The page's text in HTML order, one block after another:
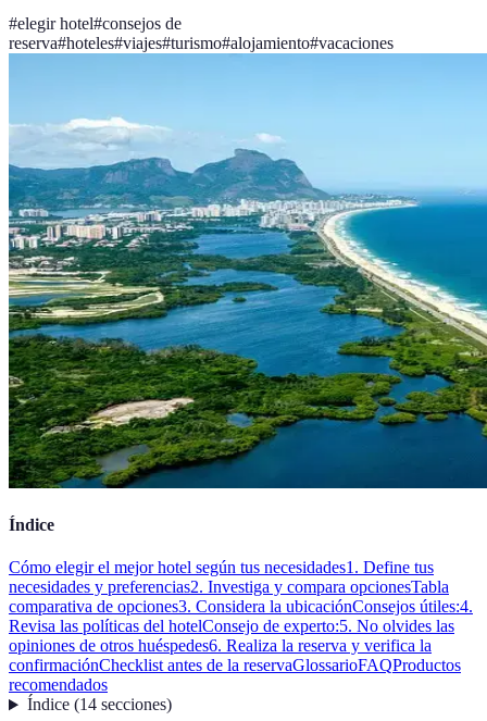
#elegir hotel#consejos de
reserva#hoteles#viajes#turismo#alojamiento#vacaciones
Índice
Cómo elegir el mejor hotel según tus necesidades1. Define tus
necesidades y preferencias2. Investiga y compara opcionesTabla
comparativa de opciones3. Considera la ubicaciónConsejos útiles:4.
Revisa las políticas del hotelConsejo de experto:5. No olvides las
opiniones de otros huéspedes6. Realiza la reserva y verifica la
confirmaciónChecklist antes de la reservaGlossarioFAQProductos
recomendados
Índice(14 secciones)